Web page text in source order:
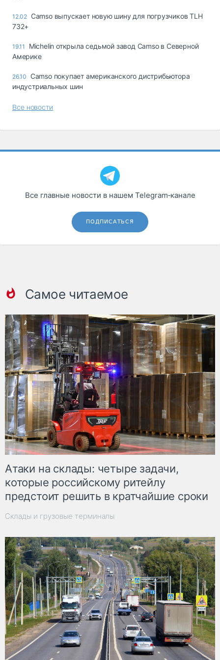
12.02 Camso выпускает новую шину для погрузчиков TLH
732+
19.11
Michelin открыла седьмой завод Camso в Северной
Америке
26.10
Camso покупает американского дистрибьютора
индустриальных шин
Все новости
Все главные новости в нашем Telegram‑канале
ПОДПИСАТЬСЯ
Самое читаемое
Атаки на склады: четыре задачи,
которые российскому ритейлу
предстоит решить в кратчайшие сроки
Склады и грузовые терминалы